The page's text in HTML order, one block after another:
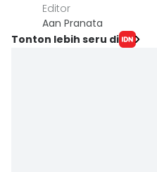
Editor
Aan Pranata
Tonton lebih seru di